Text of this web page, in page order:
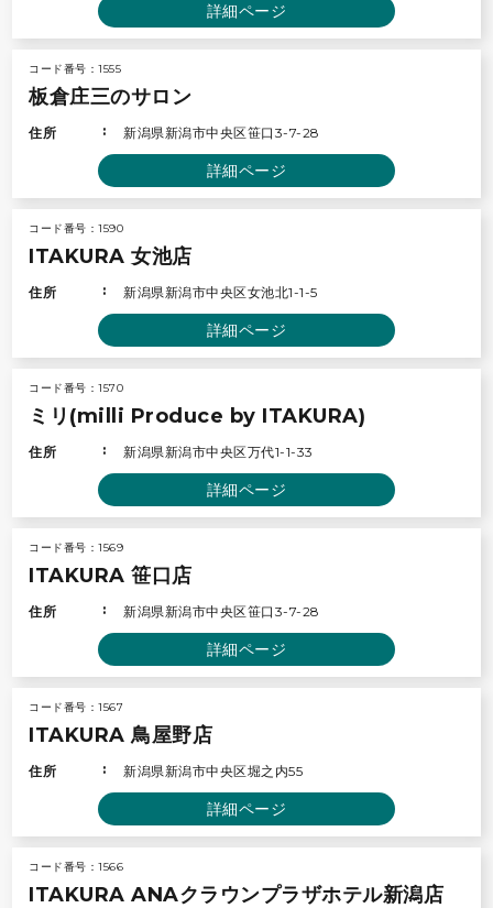
詳細ページ
コード番号：1555
板倉庄三のサロン
住所 新潟県新潟市中央区笹口3-7-28
詳細ページ
コード番号：1590
ITAKURA 女池店
住所 新潟県新潟市中央区女池北1-1-5
詳細ページ
コード番号：1570
ミリ(milli Produce by ITAKURA)
住所 新潟県新潟市中央区万代1-1-33
詳細ページ
コード番号：1569
ITAKURA 笹口店
住所 新潟県新潟市中央区笹口3-7-28
詳細ページ
コード番号：1567
ITAKURA 鳥屋野店
住所 新潟県新潟市中央区堀之内55
詳細ページ
コード番号：1566
ITAKURA ANAクラウンプラザホテル新潟店